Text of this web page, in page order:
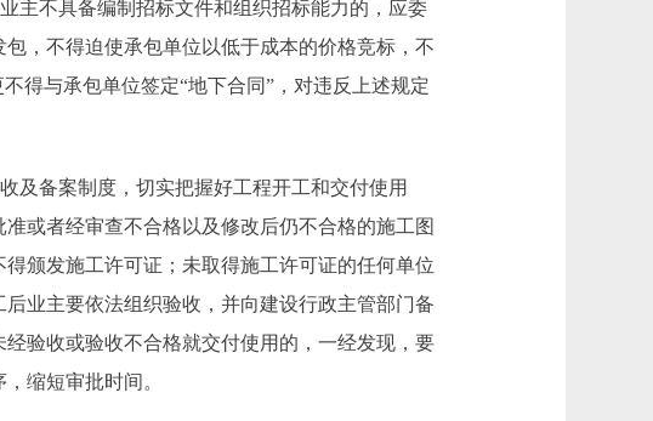
不具备编制招标文件和组织招标能力的，应委
，不得迫使承包单位以低于成本的价格竞标，不
得与承包单位签定“地下合同”，对违反上述规定
备案制度，切实把握好工程开工和交付使用
或者经审查不合格以及修改后仍不合格的施工图
颁发施工许可证；未取得施工许可证的任何单位
业主要依法组织验收，并向建设行政主管部门备
验收或验收不合格就交付使用的，一经发现，要
缩短审批时间。